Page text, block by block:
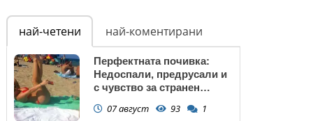
най-четени най-коментирани
Перфектната почивка:
Недоспали, предрусали и
с чувство за странен
07 август 93 1